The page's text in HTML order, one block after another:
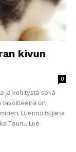
kivun
0
ja kehitystä sekä
tavoitteena on
Luennoitsijana
Tauru. Lue